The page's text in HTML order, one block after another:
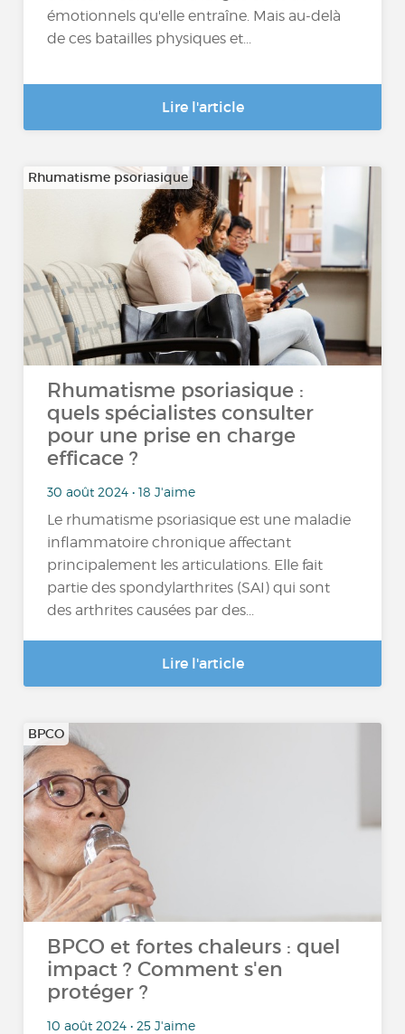
émotionnels qu'elle entraîne. Mais au-delà
de ces batailles physiques et...
Lire l'article
Rhumatisme psoriasique
Rhumatisme psoriasique :
quels spécialistes consulter
pour une prise en charge
efficace ?
30 août 2024 • 18 J'aime
Le rhumatisme psoriasique est une maladie
inflammatoire chronique affectant
principalement les articulations. Elle fait
partie des spondylarthrites (SAI) qui sont
des arthrites causées par des...
Lire l'article
BPCO
BPCO et fortes chaleurs : quel
impact ? Comment s'en
protéger ?
10 août 2024 • 25 J'aime